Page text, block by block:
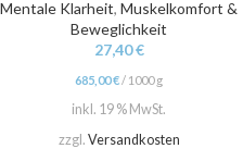
Mentale Klarheit, Muskelkomfort &
Beweglichkeit
27,40€
685,00€/ 1000 g
inkl. 19 % MwSt.
zzgl. Versandkosten